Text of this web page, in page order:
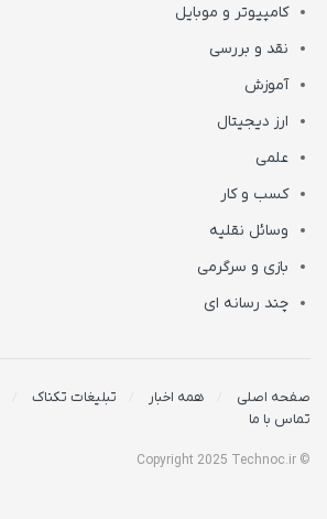
کامپیوتر و موبایل
نقد و بررسی
آموزش
ارز دیجیتال
علمی
کسب و کار
وسائل نقلیه
بازی و سرگرمی
چند رسانه ای
صفحه اصلی همه اخبار تبلیغات تکناک
تماس با ما
© Copyright 2025 Technoc.ir